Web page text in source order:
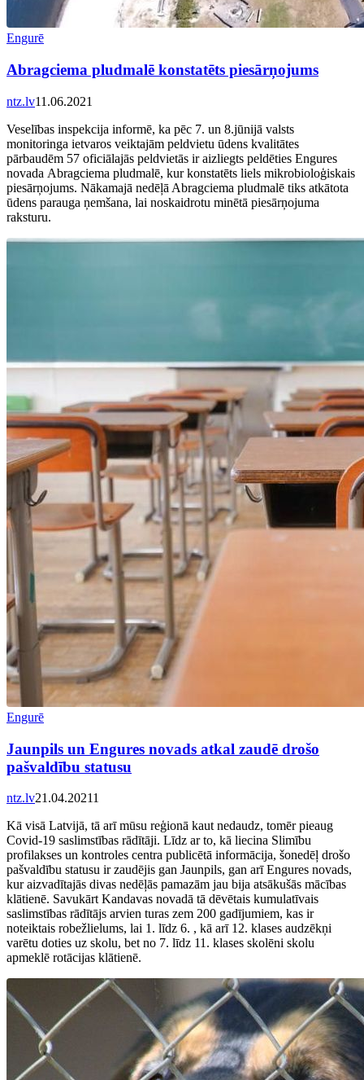
Engurē
Abragciema pludmalē konstatēts piesārņojums
ntz.lv11.06.2021
Veselības inspekcija informē, ka pēc 7. un 8.jūnijā valsts
monitoringa ietvaros veiktajām peldvietu ūdens kvalitātes
pārbaudēm 57 oficiālajās peldvietās ir aizliegts peldēties Engures
novada Abragciema pludmalē, kur konstatēts liels mikrobioloģiskais
piesārņojums. Nākamajā nedēļā Abragciema pludmalē tiks atkātota
ūdens parauga ņemšana, lai noskaidrotu minētā piesārņojuma
raksturu.
Engurē
Jaunpils un Engures novads atkal zaudē drošo
pašvaldību statusu
ntz.lv21.04.20211
Kā visā Latvijā, tā arī mūsu reģionā kaut nedaudz, tomēr pieaug
Covid-19 saslimstības rādītāji. Līdz ar to, kā liecina Slimību
profilakses un kontroles centra publicētā informācija, šonedēļ drošo
pašvaldību statusu ir zaudējis gan Jaunpils, gan arī Engures novads,
kur aizvadītajās divas nedēļās pamazām jau bija atsākušās mācības
klātienē. Savukārt Kandavas novadā tā dēvētais kumulatīvais
saslimstības rādītājs arvien turas zem 200 gadījumiem, kas ir
noteiktais robežlielums, lai 1. līdz 6. , kā arī 12. klases audzēkņi
varētu doties uz skolu, bet no 7. līdz 11. klases skolēni skolu
apmeklē rotācijas klātienē.